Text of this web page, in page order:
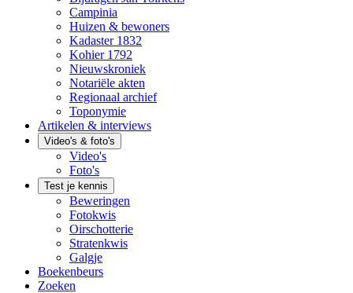
Campinia
Huizen & bewoners
Kadaster 1832
Kohier 1792
Nieuwskroniek
Notariële akten
Regionaal archief
Toponymie
Artikelen & interviews
Video's & foto's
Video's
Foto's
Test je kennis
Beweringen
Fotokwis
Oirschotterie
Stratenkwis
Galgje
Boekenbeurs
Zoeken